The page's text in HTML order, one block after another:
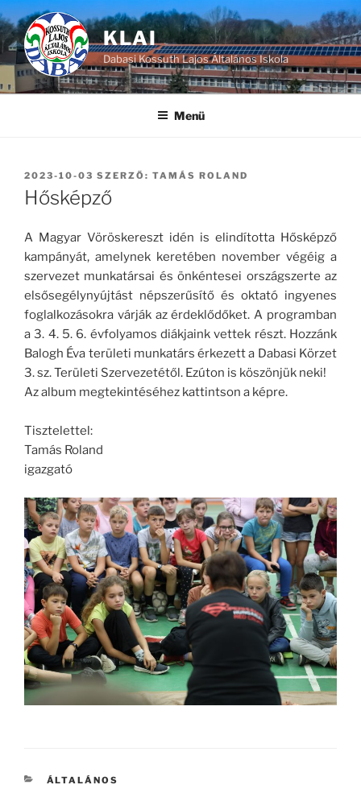
Tartalomhoz
KLAI
Dabasi Kossuth Lajos Általános Iskola
Menü
BEKÜLDVE:
2023-10-03 SZERZŐ: TAMÁS ROLAND
Hősképző
A Magyar Vöröskereszt idén is elindította Hősképző
kampányát, amelynek keretében november végéig a
szervezet munkatársai és önkéntesei országszerte az
elsősegélynyújtást népszerűsítő és oktató ingyenes
foglalkozásokra várják az érdeklődőket. A programban
a 3. 4. 5. 6. évfolyamos diákjaink vettek részt. Hozzánk
Balogh Éva területi munkatárs érkezett a Dabasi Körzet
3. sz. Területi Szervezetétől. Ezúton is köszönjük neki!
Az album megtekintéséhez kattintson a képre.
Tisztelettel:
Tamás Roland
igazgató
KATEGÓRIÁK
ÁLTALÁNOS